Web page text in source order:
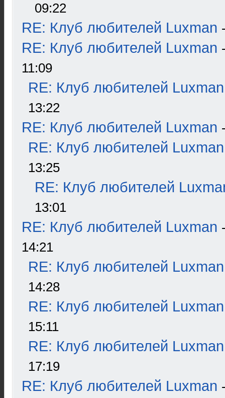
09:22
RE: Клуб любителей Luxman
RE: Клуб любителей Luxman
11:09
RE: Клуб любителей Luxman
13:22
RE: Клуб любителей Luxman
RE: Клуб любителей Luxman
13:25
RE: Клуб любителей
13:01
RE: Клуб любителей Luxman
14:21
RE: Клуб любителей Luxman
14:28
RE: Клуб любителей Luxman
15:11
RE: Клуб любителей Luxman
17:19
RE: Клуб любителей Luxman